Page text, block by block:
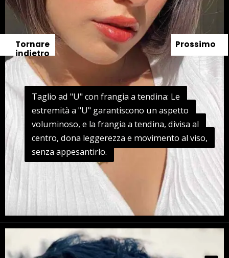
Taglio ad "U" con frangia a tendina: Le
estremità a "U" garantiscono un aspetto
voluminoso, e la frangia a tendina, divisa al
centro, dona leggerezza e movimento al viso,
senza appesantirlo.
Taglio ad "U" con frangia a tendina: Le
estremità a "U" garantiscono un aspetto
voluminoso, e la frangia a tendina, divisa al
centro, dona leggerezza e movimento al viso,
senza appesantirlo.
Prossimo
Tornare
indietro